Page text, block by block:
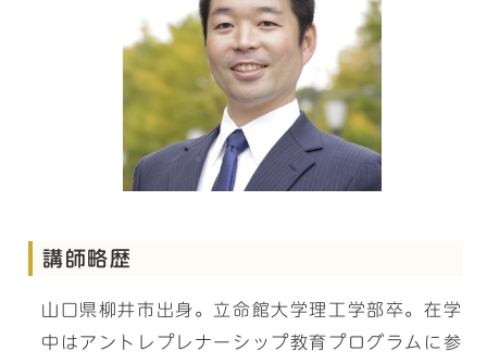
講師略歴
山口県柳井市出身。立命館大学理工学部卒。在学
中はアントレプレナーシップ教育プログラムに参